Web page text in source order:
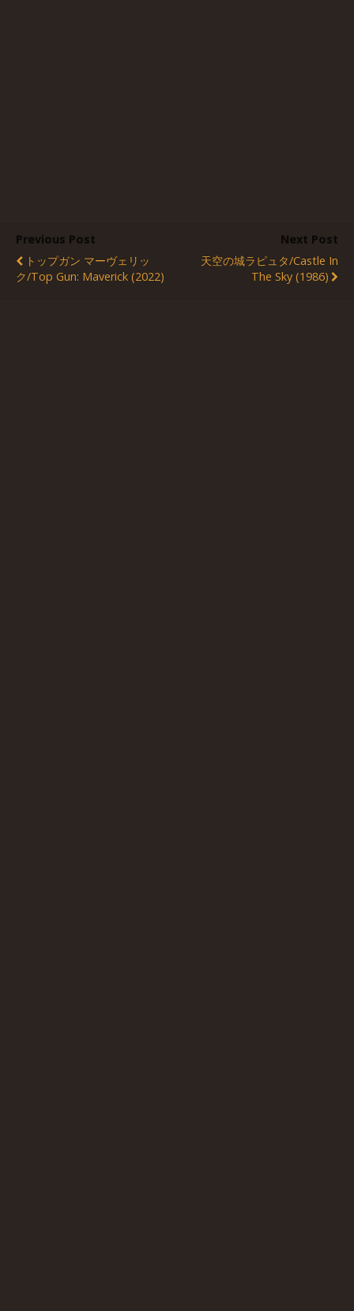
Previous Post
トップガン マーヴェリッ
ク/Top Gun: Maverick (2022)
Next Post
天空の城ラピュタ/Castle In
The Sky (1986)